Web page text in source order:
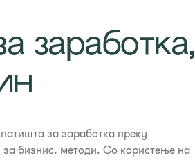
заработка,
за заработка преку
бизнис. методи. Со користење на